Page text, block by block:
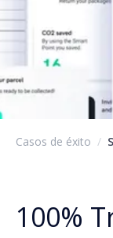
Casos de éxito /
100%